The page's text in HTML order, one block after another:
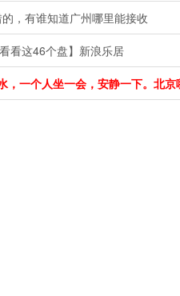
，有谁知道广州哪里能接收
看这46个盘】新浪乐居
，一个人坐一会，安静一下。北京